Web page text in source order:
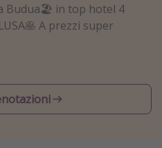
Budua🏖️ in top hotel 4
A prezzi super